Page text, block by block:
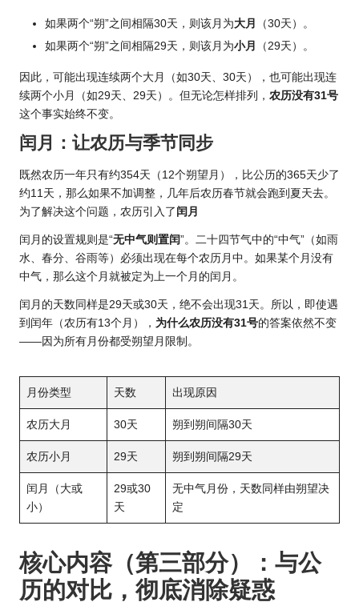
如果两个“朔”之间相隔30天，则该月为大月
（30天）。
如果两个“朔”之间相隔29天，则该月为小月 （29天）。
因此，可能出现连续两个大月（如30天、30天），也可能出现连
续两个小月（如29天、29天）。但无论怎样排列， 农历没有31号
这个事实始终不变。
闰月：让农历与季节同步
既然农历一年只有约354天（12个朔望月），比公历的365天少了
约11天，那么如果不加调整，几年后农历春节就会跑到夏天去。
为了解决这个问题，农历引入了 闰月
闰月的设置规则是“无中气则置闰”。二十四节气中的“中气”（如雨
水、春分、谷雨等）必须出现在每个农历月中。如果某个月没有
中气，那么这个月就被定为上一个月的闰月。
闰月的天数同样是29天或30天，绝不会出现31天。所以，即使遇
到闰年（农历有13个月）， 为什么农历没有31号的答案依然不变
——因为所有月份都受朔望月限制。
月份类型 天数 出现原因
农历大月 30天 朔到朔间隔30天
农历小月 29天 朔到朔间隔29天
闰月（大或
小）
29或30
天
无中气月份，天数同样由朔望决
定
核心内容（第三部分）：与公
历的对比，彻底消除疑惑